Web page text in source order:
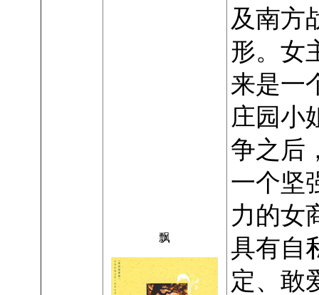
飘
及南方
形。女
来是一
庄园小
争之后
一个坚
力的女
具有自
定、敢